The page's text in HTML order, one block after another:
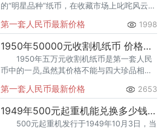
的“明星品种”纸币，在收藏市场上叱咤风云多
第一套人民币最新价格 1998
1950年50000元收割机纸币 价格行情
1950年五万元收割机纸币是第一套人民
币中的一员,虽然其价格不能与四大珍品相提
第一套人民币最新价格 2653
1949年500元起重机能兑换多少钱 1949年500元起重机的特点
500元起重机发行于1949年10月3日，当